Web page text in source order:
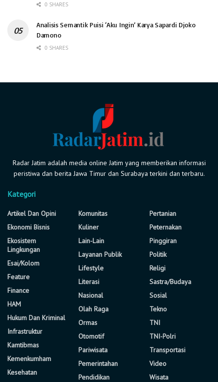
0 SHARES
Analisis Semantik Puisi ‘Aku Ingin’ Karya Sapardi Djoko
Damono
0 SHARES
Radar Jatim adalah media online Jatim yang memberikan informasi
peristiwa dan berita Jawa Timur dan Surabaya terkini dan terbaru.
Kategori
Artikel Dan Opini
Ekonomi Bisnis
Ekosistem
Lingkungan
Esai/Kolom
Feature
Finance
HAM
Hukum Dan Kriminal
Infrastruktur
Kamtibmas
Kemenkumham
Kesehatan
Komunitas
Kuliner
Lain-Lain
Layanan Publik
Lifestyle
Literasi
Nasional
Olah Raga
Ormas
Otomotif
Pariwisata
Pemerintahan
Pendidikan
Pertanian
Peternakan
Pinggiran
Politik
Religi
Sastra/Budaya
Sosial
Tekno
TNI
TNI-Polri
Transportasi
Video
Wisata